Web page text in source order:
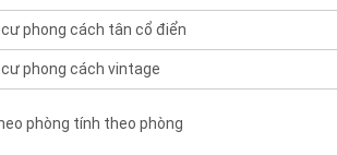
phong cách tân cổ điển
phong cách vintage
phòng tính theo phòng